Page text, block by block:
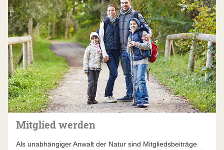
Mitglied werden
Als unabhängiger Anwalt der Natur sind Mitgliedsbeiträge